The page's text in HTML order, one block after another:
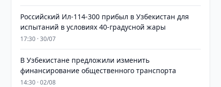
Российский Ил-114-300 прибыл в Узбекистан для
испытаний в условиях 40-градусной жары
17:30 · 30/07
В Узбекистане предложили изменить
финансирование общественного транспорта
14:30 · 02/08